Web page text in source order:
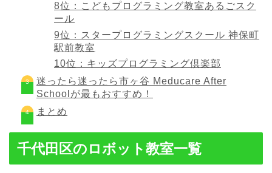
8位：こどもプログラミング教室あるごスク
ール
9位：スタープログラミングスクール 神保町
駅前教室
10位：キッズプログラミング倶楽部
迷ったら迷ったら市ヶ谷 Meducare After
Schoolが最もおすすめ！
まとめ
千代田区のロボット教室一覧